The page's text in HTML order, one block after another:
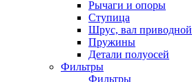
Рычаги и опоры
Ступица
Шрус, вал приводной
Пружины
Детали полуосей
Фильтры
Фильтры